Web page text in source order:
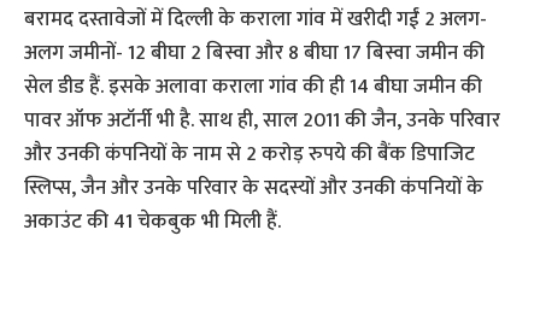
बरामद दस्तावेजों में दिल्ली के कराला गांव में खरीदी गईं 2 अलग-
अलग जमीनों- 12 बीघा 2 बिस्वा और 8 बीघा 17 बिस्वा जमीन की
सेल डीड हैं. इसके अलावा कराला गांव की ही 14 बीघा जमीन की
पावर ऑफ अटॉर्नी भी है. साथ ही, साल 2011 की जैन, उनके परिवार
और उनकी कंपनियों के नाम से 2 करोड़ रुपये की बैंक डिपाजिट
स्लिप्स, जैन और उनके परिवार के सदस्यों और उनकी कंपनियों के
अकाउंट की 41 चेकबुक भी मिली हैं.